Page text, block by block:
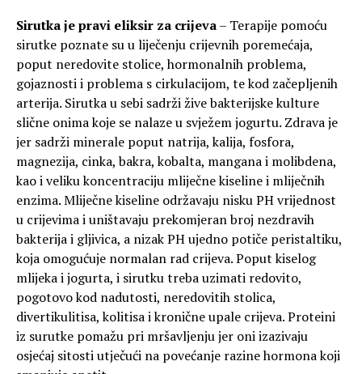
Sirutka je pravi eliksir za crijeva– Terapije pomoću
sirutke poznate su u liječenju crijevnih poremećaja,
poput neredovite stolice, hormonalnih problema,
gojaznosti i problema s cirkulacijom, te kod začepljenih
arterija. Sirutka u sebi sadrži žive bakterijske kulture
slične onima koje se nalaze u svježem jogurtu. Zdrava je
jer sadrži minerale poput natrija, kalija, fosfora,
magnezija, cinka, bakra, kobalta, mangana i molibdena,
kao i veliku koncentraciju mliječne kiseline i mliječnih
enzima. Mliječne kiseline održavaju nisku PH vrijednost
u crijevima i uništavaju prekomjeran broj nezdravih
bakterija i gljivica, a nizak PH ujedno potiče peristaltiku,
koja omogućuje normalan rad crijeva. Poput kiselog
mlijeka i jogurta, i sirutku treba uzimati redovito,
pogotovo kod nadutosti, neredovitih stolica,
divertikulitisa, kolitisa i kronične upale crijeva. Proteini
iz surutke pomažu pri mršavljenju jer oni izazivaju
osjećaj sitosti utječući na povećanje razine hormona koji